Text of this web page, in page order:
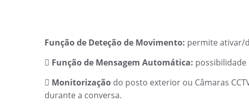
Função de Deteção de Movimento: permite ativar/
 Função de Mensagem Automática: possibilidade
 Monitorização do posto exterior ou Câmaras
durante a conversa.